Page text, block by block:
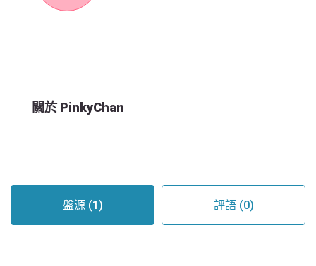
關於 PinkyChan
盤源 (1) 評語 (0)